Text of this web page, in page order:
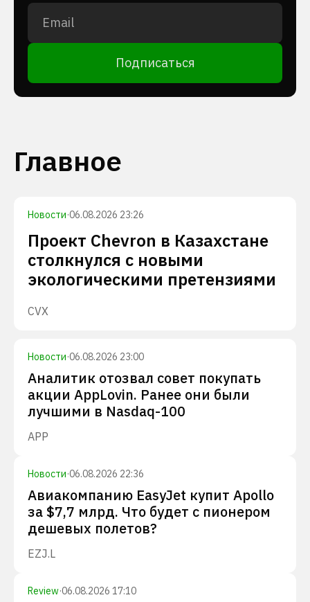
Подписаться
Главное
Новости·06.08.2026 23:26
Проект Chevron в Казахстане
столкнулся с новыми
экологическими претензиями
CVX
Новости·06.08.2026 23:00
Аналитик отозвал совет покупать
акции AppLovin. Ранее они были
лучшими в Nasdaq-100
APP
Новости·06.08.2026 22:36
Авиакомпанию EasyJet купит Apollo
за $7,7 млрд. Что будет с пионером
дешевых полетов?
EZJ.L
Review·06.08.2026 17:10